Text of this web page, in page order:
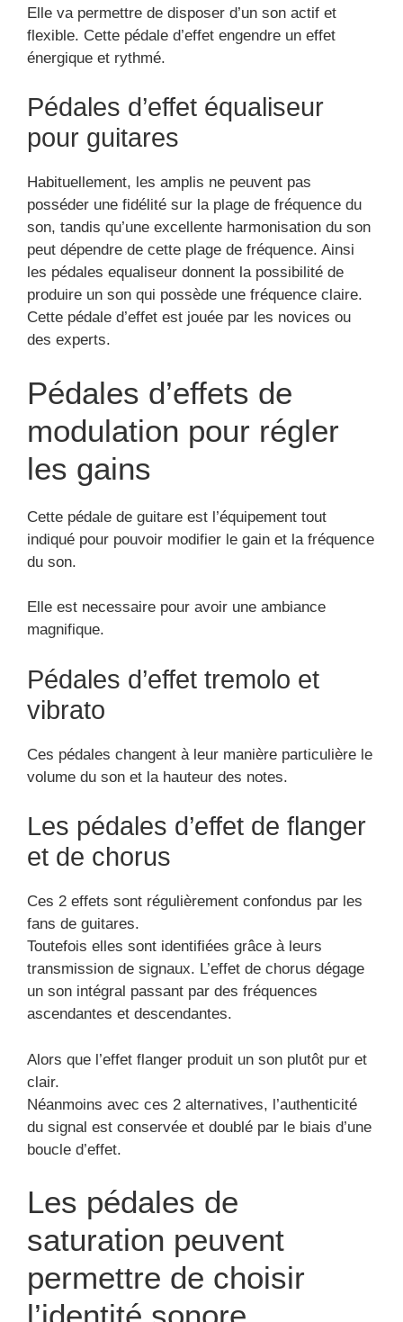
Elle va permettre de disposer d’un son actif et
flexible. Cette pédale d’effet engendre un effet
énergique et rythmé.
Pédales d’effet équaliseur
pour guitares
Habituellement, les amplis ne peuvent pas
posséder une fidélité sur la plage de fréquence du
son, tandis qu’une excellente harmonisation du son
peut dépendre de cette plage de fréquence. Ainsi
les pédales equaliseur donnent la possibilité de
produire un son qui possède une fréquence claire.
Cette pédale d’effet est jouée par les novices ou
des experts.
Pédales d’effets de
modulation pour régler
les gains
Cette pédale de guitare est l’équipement tout
indiqué pour pouvoir modifier le gain et la fréquence
du son.
Elle est necessaire pour avoir une ambiance
magnifique.
Pédales d’effet tremolo et
vibrato
Ces pédales changent à leur manière particulière le
volume du son et la hauteur des notes.
Les pédales d’effet de flanger
et de chorus
Ces 2 effets sont régulièrement confondus par les
fans de guitares.
Toutefois elles sont identifiées grâce à leurs
transmission de signaux. L’effet de chorus dégage
un son intégral passant par des fréquences
ascendantes et descendantes.
Alors que l’effet flanger produit un son plutôt pur et
clair.
Néanmoins avec ces 2 alternatives, l’authenticité
du signal est conservée et doublé par le biais d’une
boucle d’effet.
Les pédales de
saturation peuvent
permettre de choisir